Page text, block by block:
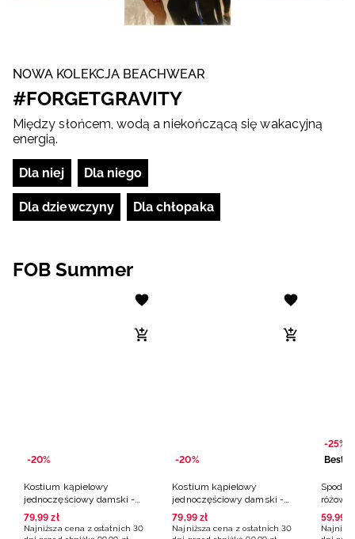
NOWA KOLEKCJA BEACHWEAR
#FORGETGRAVITY
Między słońcem, wodą a niekończącą się wakacyjną
energią.
Dla niej Dla niego
Dla dziewczyny Dla chłopaka
FOB Summer
-20%
Kostium kąpielowy
jednoczęściowy damski -
czarny
79,99 zł
Najniższa cena z ostatnich 30
-20%
Kostium kąpielowy
jednoczęściowy damski -
różowy
79,99 zł
Najniższa cena z ostatnich 30
-25%
różowe
59,99
NOWA KOLEKCJA NA BASEN
#FORGETGRAVITY